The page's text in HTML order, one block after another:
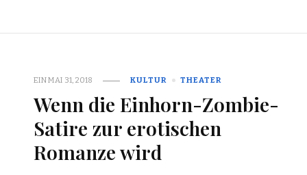
EINMAI 31, 2018 KULTUR THEATER
Wenn die Einhorn-Zombie-
Satire zur erotischen
Romanze wird